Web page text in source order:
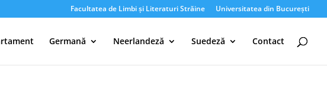
Facultatea de Limbi și Literaturi Străine Universitatea din București
Germană Neerlandeză Suedeză Contact